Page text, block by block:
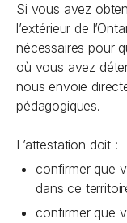
Si vous avez
l’extérieur de
nécessaires pour
où vous avez
nous envoie
pédagogiques.
L’attestation doit :
confirmer que
dans ce
confirmer que